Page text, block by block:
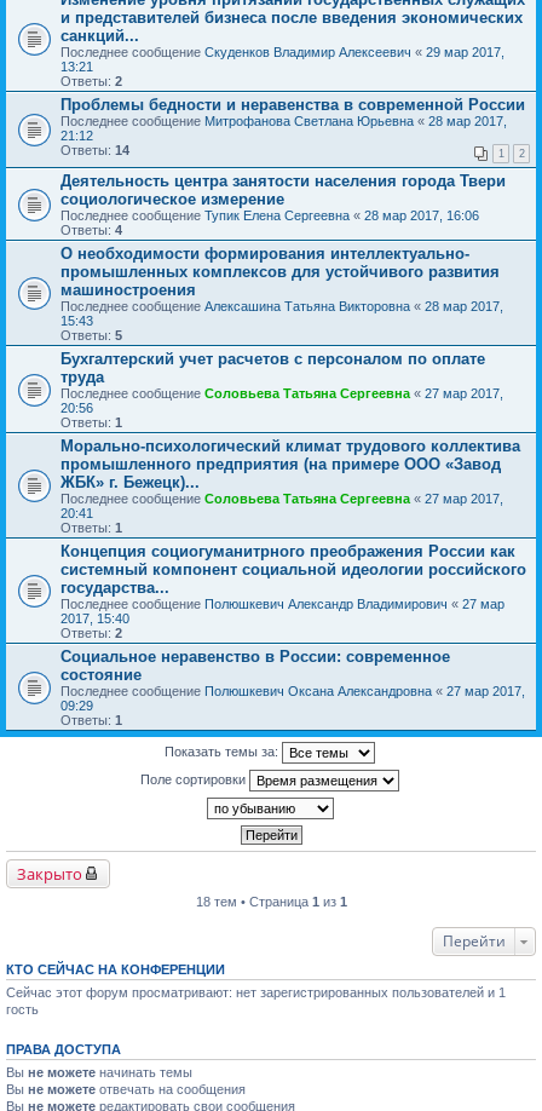
и представителей бизнеса после введения экономических
санкций...
Последнее сообщение Скуденков Владимир Алексеевич « 29 мар 2017,
13:21
Ответы: 2
Проблемы бедности и неравенства в современной России
Последнее сообщение Митрофанова Светлана Юрьевна « 28 мар 2017,
21:12
Ответы: 14 1 2
Деятельность центра занятости населения города Твери
социологическое измерение
Последнее сообщение Тупик Елена Сергеевна « 28 мар 2017, 16:06
Ответы: 4
О необходимости формирования интеллектуально-
промышленных комплексов для устойчивого развития
машиностроения
Последнее сообщение Алексашина Татьяна Викторовна « 28 мар 2017,
15:43
Ответы: 5
Бухгалтерский учет расчетов с персоналом по оплате
труда
Последнее сообщение Соловьева Татьяна Сергеевна « 27 мар 2017,
20:56
Ответы: 1
Морально-психологический климат трудового коллектива
промышленного предприятия (на примере ООО «Завод
ЖБК» г. Бежецк)...
Последнее сообщение Соловьева Татьяна Сергеевна « 27 мар 2017,
20:41
Ответы: 1
Концепция социогуманитрного преображения России как
системный компонент социальной идеологии российского
государства...
Последнее сообщение Полюшкевич Александр Владимирович « 27 мар
2017, 15:40
Ответы: 2
Социальное неравенство в России: современное
состояние
Последнее сообщение Полюшкевич Оксана Александровна « 27 мар 2017,
09:29
Ответы: 1
Показать темы за:
Поле сортировки
Закрыто
18 тем • Страница 1 из 1
Перейти
КТО СЕЙЧАС НА КОНФЕРЕНЦИИ
Сейчас этот форум просматривают: нет зарегистрированных пользователей и 1
гость
ПРАВА ДОСТУПА
Вы не можете начинать темы
Вы не можете отвечать на сообщения
Вы не можете редактировать свои сообщения